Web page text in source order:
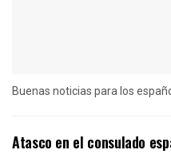
Buenas noticias para los
Atasco en el consulado